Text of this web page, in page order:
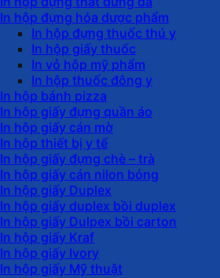
In hộp đựng hóa dược phẩm
In hộp đựng thuốc thú y
In hộp giấy thuốc
In vỏ hộp mỹ phẩm
In hộp thuốc đông y
In hộp bánh pizza
In hộp giấy đựng quần áo
In hộp giấy cán mờ
In hộp thiết bị y tế
In hộp giấy đựng chè – trà
In hộp giấy cán nilon bóng
In hộp giấy Duplex
In hộp giấy duplex bồi duplex
In hộp giấy Dulpex bồi carton
In hộp giấy Kraf
In hộp giấy Ivory
In hộp giấy Mỹ thuật